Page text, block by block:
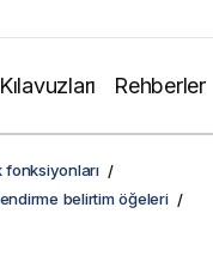
Rehberler
belirtim öğeleri